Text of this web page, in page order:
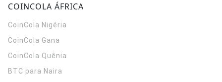
COINCOLA ÁFRICA
CoinCola Nigéria
CoinCola Gana
CoinCola Quênia
BTC para Naira